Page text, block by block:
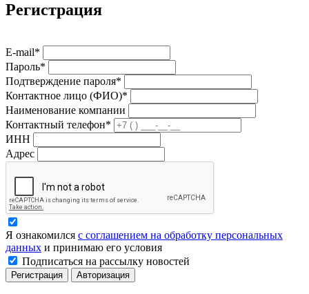
Регистрация
E-mail*
Пароль*
Подтверждение пароля*
Контактное лицо (ФИО)*
Наименование компании
Контактный телефон*
ИНН
Адрес
Я ознакомился с соглашением на обработку персональных
данных и принимаю его условия
Подписаться на рассылку новостей
Регистрация Авторизация